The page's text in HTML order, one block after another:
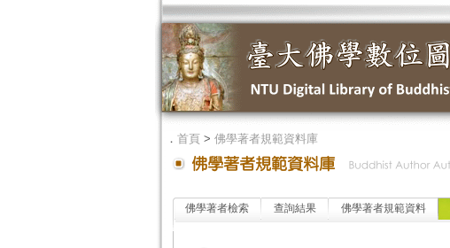
． 首頁> 佛學著者規範資料庫
佛學著者檢索 查詢結果 佛學著者規範資料